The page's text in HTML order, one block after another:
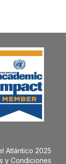
Atlántico 2025
y Condiciones